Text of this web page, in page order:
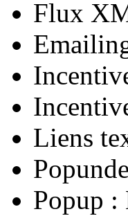
Flux
Liens
Popup :